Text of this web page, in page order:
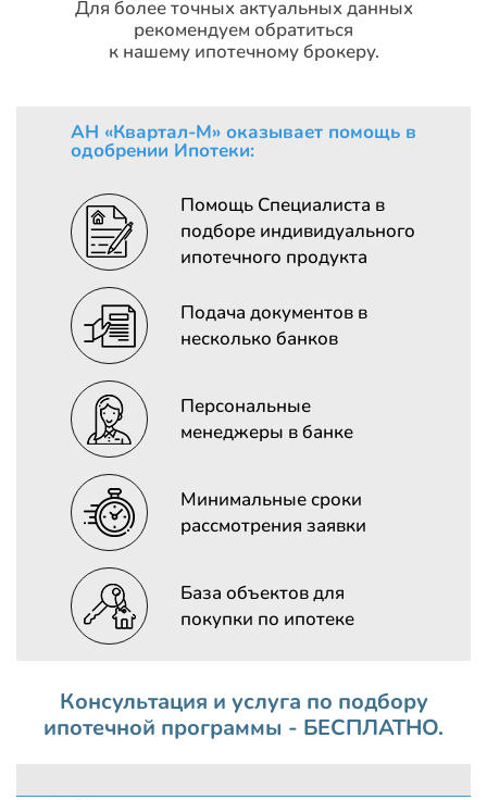
Для более точных актуальных данных
рекомендуем обратиться
к нашему ипотечному брокеру.
АН «Квартал-М» оказывает помощь в
одобрении Ипотеки:
Помощь Специалиста в
подборе индивидуального
ипотечного продукта
Подача документов в
несколько банков
Персональные
менеджеры в банке
Минимальные сроки
рассмотрения заявки
База объектов для
покупки по ипотеке
Консультация и услуга по подбору
ипотечной программы - БЕСПЛАТНО.